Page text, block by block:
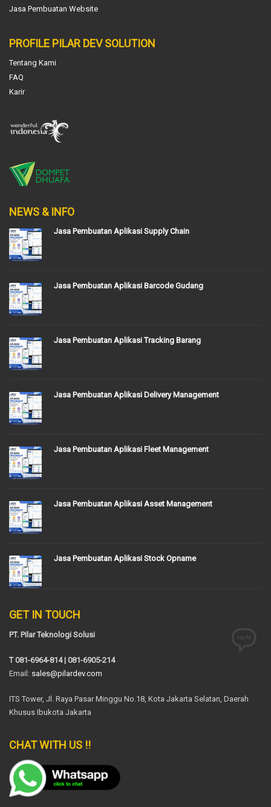
Jasa Pembuatan Website
PROFILE PILAR DEV SOLUTION
Tentang Kami
FAQ
Karir
NEWS & INFO
Jasa Pembuatan Aplikasi Supply Chain
Jasa Pembuatan Aplikasi Barcode Gudang
Jasa Pembuatan Aplikasi Tracking Barang
Jasa Pembuatan Aplikasi Delivery Management
Jasa Pembuatan Aplikasi Fleet Management
Jasa Pembuatan Aplikasi Asset Management
Jasa Pembuatan Aplikasi Stock Opname
GET IN TOUCH
PT. Pilar Teknologi Solusi
T 081-6964-814 | 081-6905-214
Email: sales@pilardev.com
ITS Tower, Jl. Raya Pasar Minggu No.18, Kota Jakarta Selatan, Daerah
Khusus Ibukota Jakarta
CHAT WITH US !!